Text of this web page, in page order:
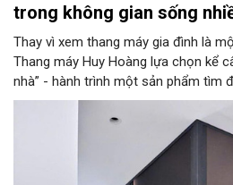
trong không gian sống
Thay vì xem thang máy gia đình là
Thang máy Huy Hoàng lựa chọn kể
nhà” - hành trình một sản phẩm tìm
trở thành một phần của kiến trúc,